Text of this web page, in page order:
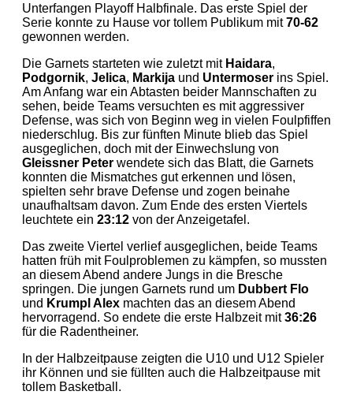
4
5
6
7
8
9
0
4
5
6
7
8
9
0
3
4
5
6
7
8
9
0
3
4
5
6
7
8
9
0
Unterfangen Playoff Halbfinale. Das erste Spiel der
Serie konnte zu Hause vor tollem Publikum mit70-62
gewonnen werden.
Die Garnets starteten wie zuletzt mit Haidara,
Podgornik, Jelica, Markija und Untermoser ins Spiel.
Am Anfang war ein Abtasten beider Mannschaften zu
sehen, beide Teams versuchten es mit aggressiver
Defense, was sich von Beginn weg in vielen Foulpfiffen
niederschlug. Bis zur fünften Minute blieb das Spiel
ausgeglichen, doch mit der Einwechslung von
Gleissner Peter wendete sich das Blatt, die Garnets
konnten die Mismatches gut erkennen und lösen,
spielten sehr brave Defense und zogen beinahe
unaufhaltsam davon. Zum Ende des ersten Viertels
leuchtete ein 23:12 von der Anzeigetafel.
Das zweite Viertel verlief ausgeglichen, beide Teams
hatten früh mit Foulproblemen zu kämpfen, so mussten
an diesem Abend andere Jungs in die Bresche
springen. Die jungen Garnets rund um Dubbert Flo
und Krumpl Alex machten das an diesem Abend
hervorragend. So endete die erste Halbzeit mit36:26
für die Radentheiner.
In der Halbzeitpause zeigten die U10 und U12 Spieler
ihr Können und sie füllten auch die Halbzeitpause mit
tollem Basketball.